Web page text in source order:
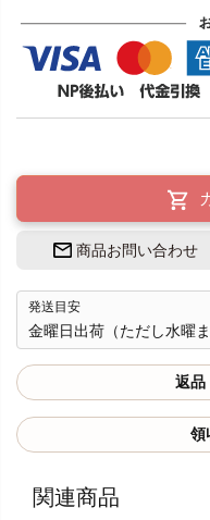
商品お問い合わせ
発送目安
金曜日出荷（ただし水曜
返品
領
関連商品